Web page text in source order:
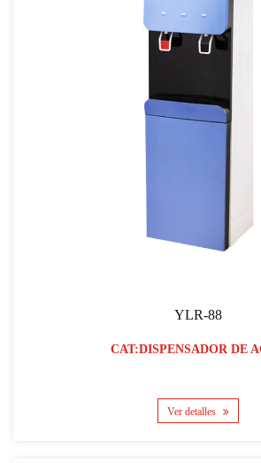
YLR-88
CAT:DISPENSADOR DE
Ver detalles